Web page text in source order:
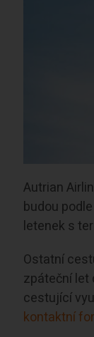
Autrian
budou
letenek s
Ostatní
zpáteční let
cestující
kontaktní